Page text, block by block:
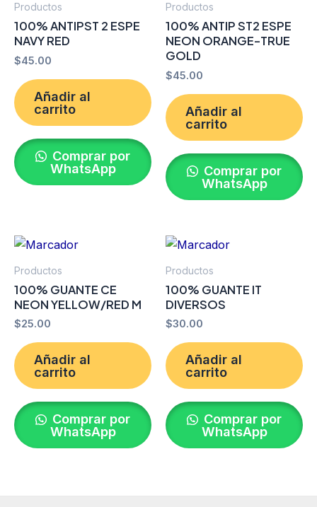
Productos
100% ANTIPST 2 ESPE
NAVY RED
$45.00
Añadir al
carrito
Comprar por
WhatsApp
Productos
100% ANTIP ST2 ESPE
NEON ORANGE-TRUE
GOLD
$45.00
Añadir al
carrito
Comprar por
WhatsApp
Productos
100% GUANTE CE
NEON YELLOW/RED M
$25.00
Añadir al
carrito
Comprar por
WhatsApp
Productos
100% GUANTE IT
DIVERSOS
$30.00
Añadir al
carrito
Comprar por
WhatsApp